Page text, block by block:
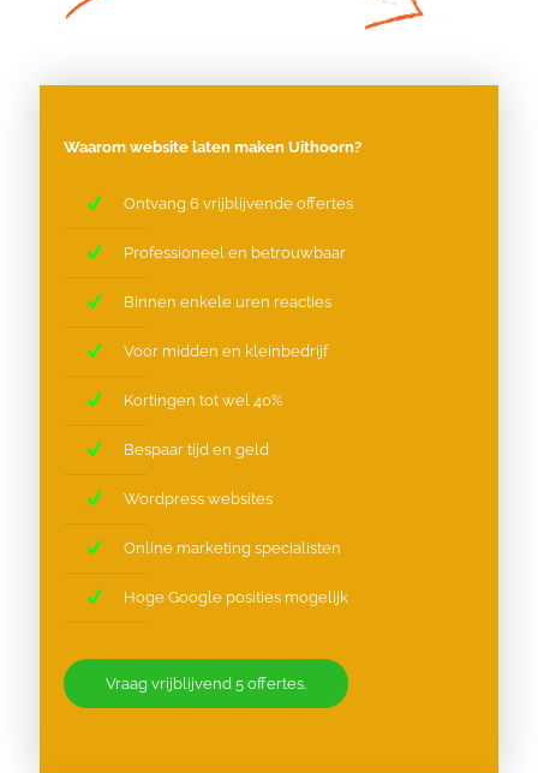
Waarom website laten maken Uithoorn?
Ontvang 6 vrijblijvende offertes
Professioneel en betrouwbaar
Binnen enkele uren reacties
Voor midden en kleinbedrijf
Kortingen tot wel 40%
Bespaar tijd en geld
Wordpress websites
Online marketing specialisten
Hoge Google posities mogelijk
Vraag vrijblijvend 5 offertes.